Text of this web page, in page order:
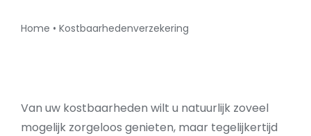
Home • Kostbaarhedenverzekering
Van uw kostbaarheden wilt u natuurlijk zoveel
mogelijk zorgeloos genieten, maar tegelijkertijd